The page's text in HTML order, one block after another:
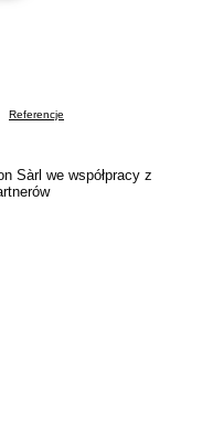
Referencje
Sàrl we współpracy z